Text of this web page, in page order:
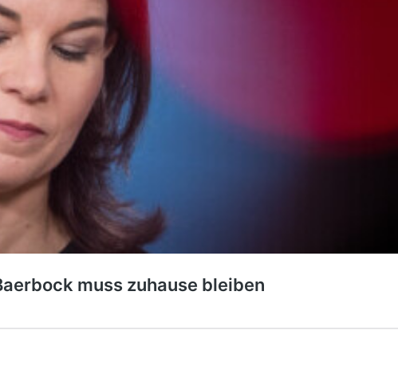
muss zuhause bleiben